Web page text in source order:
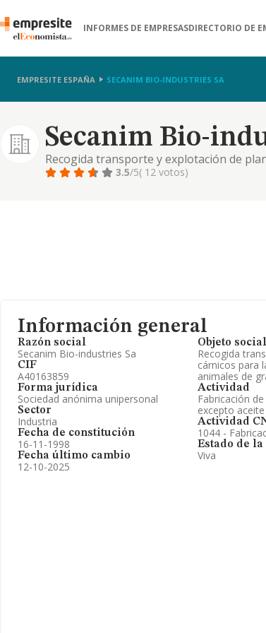
INFORMES DE EMPRESASDIRECTORIO DE
EMPRESITE ESPAÑA SECANIM BIO-INDUSTRIES SA
Secanim Bio-
Recogida transporte y explotación de
primas para animales de granja y
3.5/5( 12 votos)
Información general
Razón social
Secanim Bio-industries Sa
CIF
A40163859
Forma jurídica
Sociedad anónima unipersonal
Sector
Industria
Fecha de constitución
16-11-1998
Fecha último cambio
12-10-2025
Objeto social
Recogida
cárnicos para
animales de
Actividad
Fabricación
excepto
Actividad
1044 -
Estado de
Viva